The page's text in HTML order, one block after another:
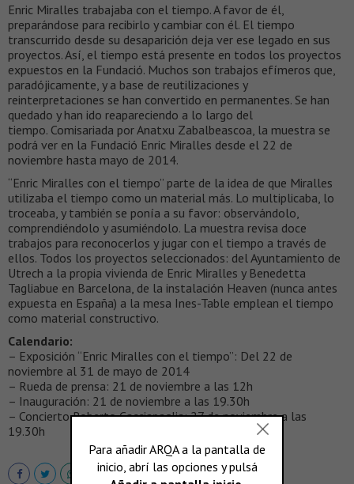
Enric Miralles trabajaba con el tiempo. A favor de él,
preparándose para recibirlo y cambiar con él. El tiempo
transcurrido desde su desaparición deja ver ese legado en sus
proyectos. Así, el tiempo está presente en todos los proyectos
expuestos en la Fundació. Muchos son trabajos efímeros que,
paradójicamente, y a base de reutilizaciones y
reinterpretaciones se han convertido en permanentes. Se han
quedado y han ido reapareciendo a lo largo del
tiempo. Comisariada por Anatxu Zabalbeascoa, la muestra se
podrá ver en la Fundació Enric Miralles desde el 22 de
noviembre hasta mayo de 2014.
“Enric Miralles con el tiempo” parte de la idea de que Miralles
utilizaba el tiempo como un material más. Lo multiplicaba, lo
troceaba, y también se ponía a su favor: observándolo,
comprendiéndolo y asumiéndolo. La muestra revisa doce
trabajos para reconocerlos y jugar con el tiempo a través de
ellos. Todos los proyectos seleccionados: del Ayuntamiento de
Utrech a la propia vivienda de Enric Miralles y Benedetta
Tagliabue en Barcelona, de la instalación Heaven (nunca antes
expuesta en España) a la mesa Ines-Table emplean el tiempo
como material constructivo.
Calendario:
– Exposición “Enric Miralles con el tiempo”: Del 22 de
noviembre al 31 de mayo de 2014
– Rueda de prensa: 21 de noviembre a las 12h
– Inauguración: 21 de noviembre a las 19.30h
– Concierto Roberto Cacciapaglia: 27 de noviembre a las
19.30h